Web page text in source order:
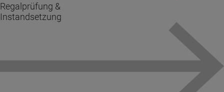
Regalprüfung &
Instandsetzung